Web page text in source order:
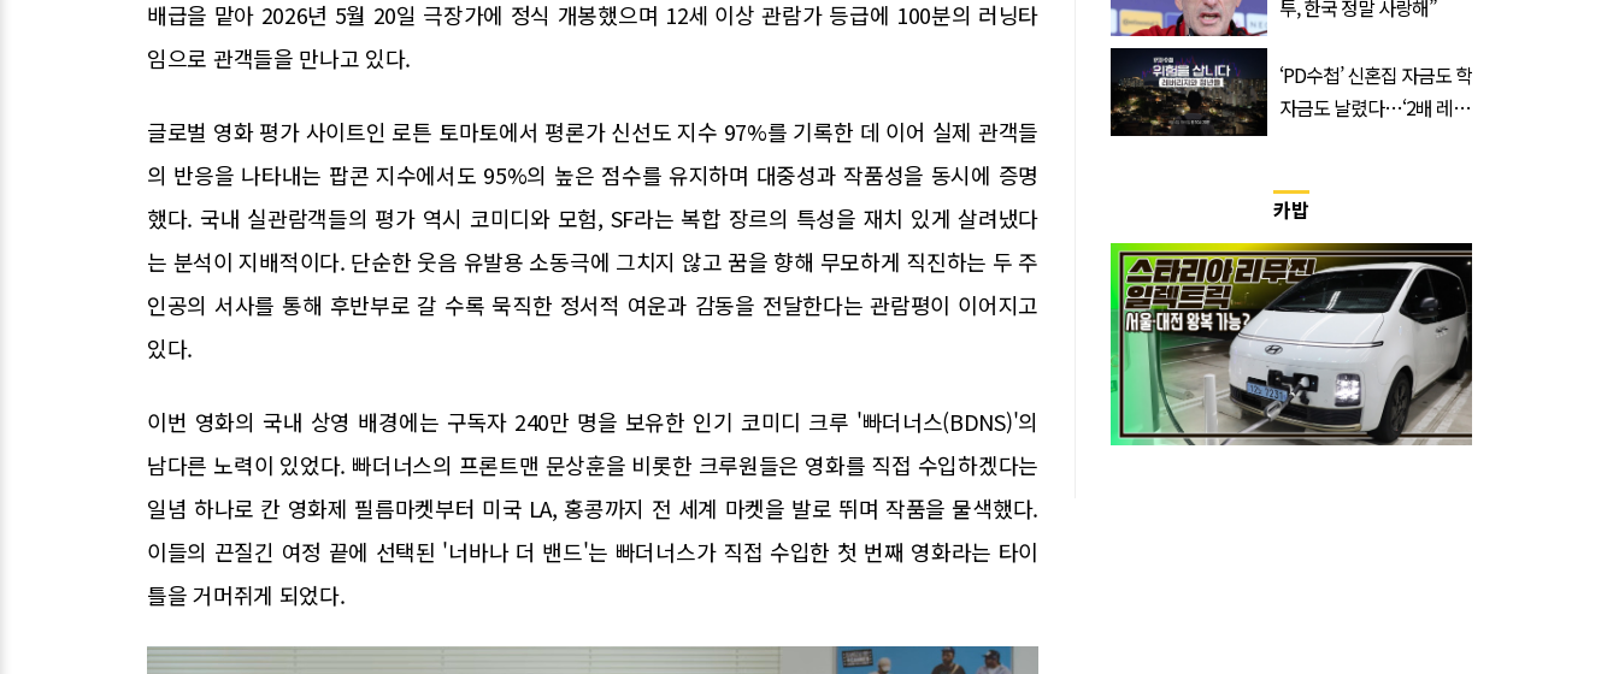
배급을 맡아 2026년 5월 20일 극장가에 정식 개봉했으며 12세 이상 관람가 등급에 100분의 러닝타
임으로 관객들을 만나고 있다.
글로벌 영화 평가 사이트인 로튼 토마토에서 평론가 신선도 지수 97%를 기록한 데 이어 실제 관객들
의 반응을 나타내는 팝콘 지수에서도 95%의 높은 점수를 유지하며 대중성과 작품성을 동시에 증명
했다. 국내 실관람객들의 평가 역시 코미디와 모험, SF라는 복합 장르의 특성을 재치 있게 살려냈다
는 분석이 지배적이다. 단순한 웃음 유발용 소동극에 그치지 않고 꿈을 향해 무모하게 직진하는 두 주
인공의 서사를 통해 후반부로 갈 수록 묵직한 정서적 여운과 감동을 전달한다는 관람평이 이어지고
있다.
이번 영화의 국내 상영 배경에는 구독자 240만 명을 보유한 인기 코미디 크루 '빠더너스(BDNS)'의
남다른 노력이 있었다. 빠더너스의 프론트맨 문상훈을 비롯한 크루원들은 영화를 직접 수입하겠다는
일념 하나로 칸 영화제 필름마켓부터 미국 LA, 홍콩까지 전 세계 마켓을 발로 뛰며 작품을 물색했다.
이들의 끈질긴 여정 끝에 선택된 '너바나 더 밴드'는 빠더너스가 직접 수입한 첫 번째 영화라는 타이
틀을 거머쥐게 되었다.
투, 한국 정말 사랑해”
‘PD수첩’ 신혼집 자금도 학
자금도 날렸다…‘2배 레버
카밥